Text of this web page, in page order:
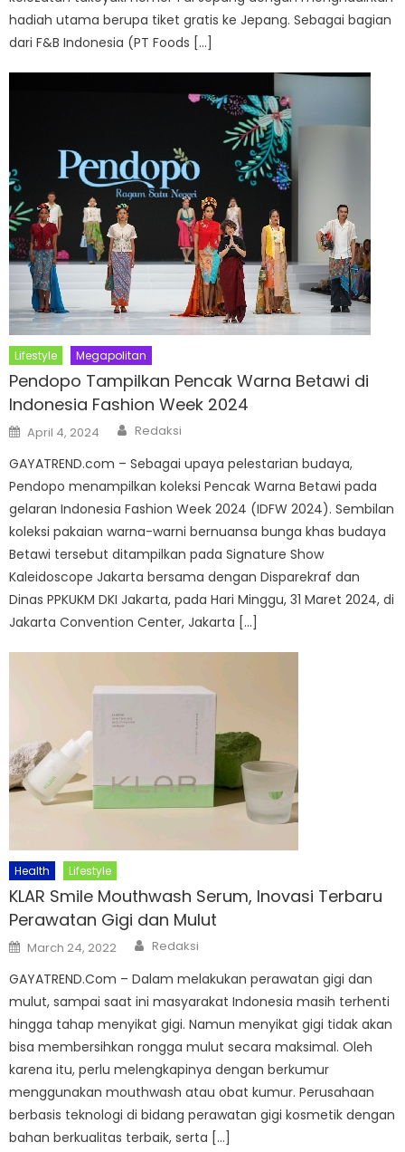
hadiah utama berupa tiket gratis ke Jepang. Sebagai bagian
dari F&B Indonesia (PT Foods […]
Lifestyle Megapolitan
Pendopo Tampilkan Pencak Warna Betawi di
Indonesia Fashion Week 2024
Posted
on
April 4, 2024 Author
Redaksi
GAYATREND.com – Sebagai upaya pelestarian budaya,
Pendopo menampilkan koleksi Pencak Warna Betawi pada
gelaran Indonesia Fashion Week 2024 (IDFW 2024). Sembilan
koleksi pakaian warna-warni bernuansa bunga khas budaya
Betawi tersebut ditampilkan pada Signature Show
Kaleidoscope Jakarta bersama dengan Disparekraf dan
Dinas PPKUKM DKI Jakarta, pada Hari Minggu, 31 Maret 2024, di
Jakarta Convention Center, Jakarta […]
Health Lifestyle
KLAR Smile Mouthwash Serum, Inovasi Terbaru
Perawatan Gigi dan Mulut
Posted
on
March 24, 2022 Author
Redaksi
GAYATREND.Com – Dalam melakukan perawatan gigi dan
mulut, sampai saat ini masyarakat Indonesia masih terhenti
hingga tahap menyikat gigi. Namun menyikat gigi tidak akan
bisa membersihkan rongga mulut secara maksimal. Oleh
karena itu, perlu melengkapinya dengan berkumur
menggunakan mouthwash atau obat kumur. Perusahaan
berbasis teknologi di bidang perawatan gigi kosmetik dengan
bahan berkualitas terbaik, serta […]